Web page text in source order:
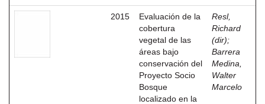
2015
Evaluación de la
cobertura
vegetal de las
áreas bajo
conservación del
Proyecto Socio
Bosque
localizado en la
Resl,
Richard
(dir);
Barrera
Medina,
Walter
Marcelo